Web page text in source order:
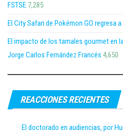
FSTSE 7,285
El City Safari de Pokémon GO regresa
El impacto de los tamales gourmet en
Jorge Carlos Fernández Francés 4,650
REACCIONES RECIENTES
El doctorado en audiencias, por